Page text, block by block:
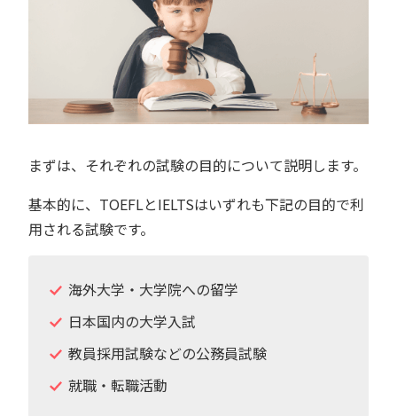
まずは、それぞれの試験の目的について説明します。
基本的に、TOEFLとIELTSはいずれも下記の目的で利
用される試験です。
海外大学・大学院への留学
日本国内の大学入試
教員採用試験などの公務員試験
就職・転職活動